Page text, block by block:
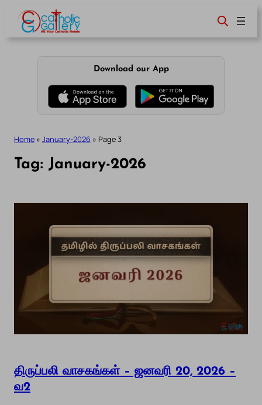
content
Download our App
Home » January-2026 » Page 3
Tag: January-2026
திருப்பலி வாசகங்கள் – ஜனவரி 20, 2026 –
வ2